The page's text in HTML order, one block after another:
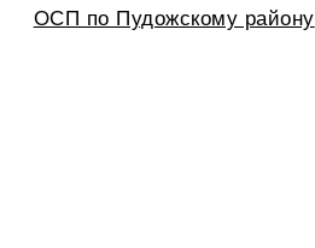
ОСП по Пудожскому району